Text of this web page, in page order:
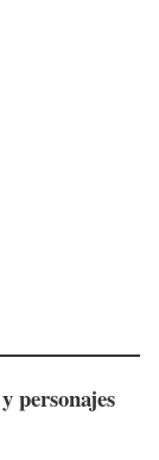
personajes